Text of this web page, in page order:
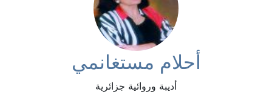
أحلام مستغانمي
أديبة وروائية جزائرية